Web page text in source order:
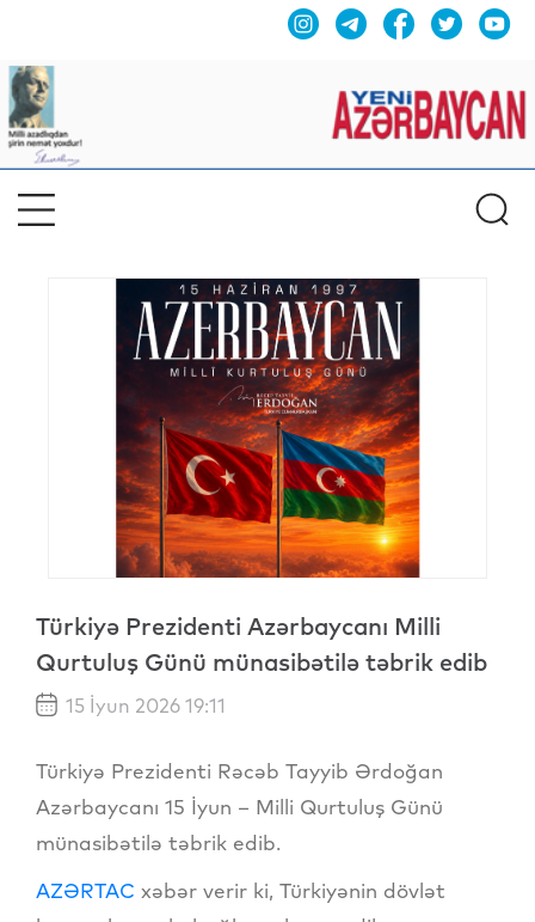
Türkiyə Prezidenti Azərbaycanı Milli
Qurtuluş Günü münasibətilə təbrik edib
15 İyun 2026 19:11
Türkiyə Prezidenti Rəcəb Tayyib Ərdoğan
Azərbaycanı 15 İyun – Milli Qurtuluş Günü
münasibətilə təbrik edib.
AZƏRTAC xəbər verir ki, Türkiyənin dövlət